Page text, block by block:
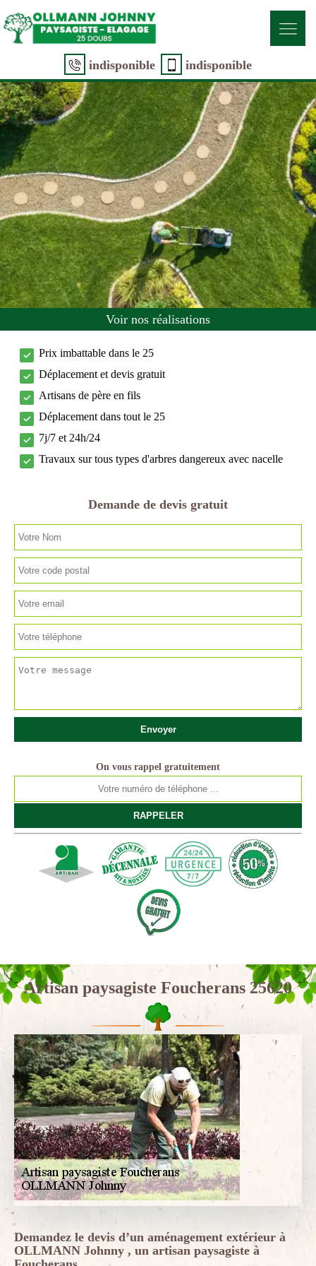
indisponible indisponible
Voir nos réalisations
Prix imbattable dans le 25
Déplacement et devis gratuit
Artisans de père en fils
Déplacement dans tout le 25
7j/7 et 24h/24
Travaux sur tous types d'arbres dangereux avec nacelle
Demande de devis gratuit
On vous rappel gratuitement
Artisan paysagiste Foucherans 25620
Demandez le devis d’un aménagement extérieur à
OLLMANN Johnny , un artisan paysagiste à